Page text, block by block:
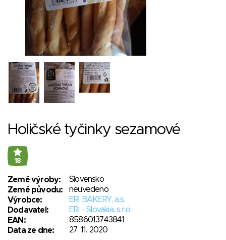
Holičské tyčinky sezamové
18
Země výroby:
Slovensko
Země původu:
neuvedeno
Výrobce:
ERI BAKERY, a.s.
Dodavatel:
ERI - Slovakia, s.r.o.
EAN:
8586013743841
Data ze dne:
27. 11. 2020